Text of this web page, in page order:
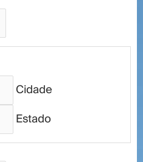
Cidade
Estado